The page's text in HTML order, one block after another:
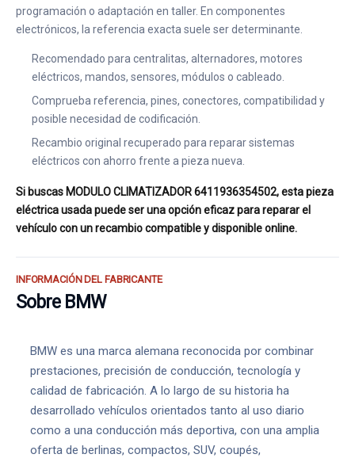
programación o adaptación en taller. En componentes
electrónicos, la referencia exacta suele ser determinante.
Recomendado para centralitas, alternadores, motores
eléctricos, mandos, sensores, módulos o cableado.
Comprueba referencia, pines, conectores, compatibilidad y
posible necesidad de codificación.
Recambio original recuperado para reparar sistemas
eléctricos con ahorro frente a pieza nueva.
Si buscas MODULO CLIMATIZADOR 6411936354502, esta pieza
eléctrica usada puede ser una opción eficaz para reparar el
vehículo con un recambio compatible y disponible online.
INFORMACIÓN DEL FABRICANTE
Sobre BMW
BMW es una marca alemana reconocida por combinar
prestaciones, precisión de conducción, tecnología y
calidad de fabricación. A lo largo de su historia ha
desarrollado vehículos orientados tanto al uso diario
como a una conducción más deportiva, con una amplia
oferta de berlinas, compactos, SUV, coupés,